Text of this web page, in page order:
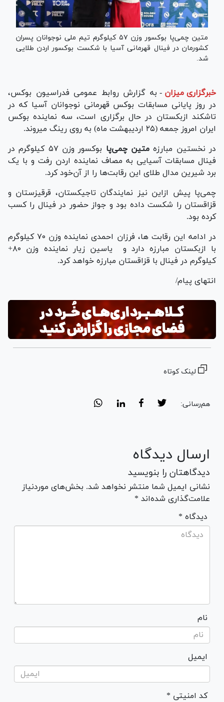
متین چمی‌پا بوکسور وزن ۵۷ کیلوگرم تیم ملی نوجوانان پسران
کشورمان در فینال قهرمانی آسیا با شکست بوکسور اردن طلایی
شد.
خبرگزاری میزان - به گزارش روابط عمومی فدراسیون بوکس،
در روز پایانی مسابقات بوکس قهرمانی نوجوانان آسیا که در
تاشکند ازبکستان در حال برگزاری است، سه نماینده بوکس
ایران امروز جمعه (۲۵ اردیبهشت ماه) به روی رینگ میروند.
در نخستین مبارزه متین چمی‌پا
بوکسور وزن ۵۷ کیلوگرم در
فینال مسابقات آسیایی به مصاف نماینده اردن رفت و با یک
برد شیرین مدال طلای این رقابت‌ها را از آن‌خود کرد.
چمی‌پا پیش ازاین نیز نمایندگان تاجیکستان، قرقیزستان و
قزاقستان را شکست داده بود و جواز حضور در فینال را کسب
کرده بود.
در ادامه این رقابت ها، فرزان احمدی نماینده وزن ۷۰ کیلوگرم
با ازبکستان مبارزه دارد و یاسین زیار نماینده وزن ۸۰+
کیلوگرم در فینال با قزاقستان مبارزه خواهد کرد.
انتهای پیام/
لینک کوتاه
هم‌رسانی:
ارسال دیدگاه
دیدگاهتان را بنویسید
نشانی ایمیل شما منتشر نخواهد شد. بخش‌های موردنیاز
علامت‌گذاری شده‌اند *
* دیدگاه
نام
ایمیل
* کد امنیتی